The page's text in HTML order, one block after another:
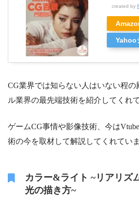
created by
Yahoo
CG業界では知らない人はいない程の
ル業界の最先端技術を紹介してくれ
ゲームCG事情や影像技術、今は
術の今を取材して解説してくれていま
カラー&ライト ~リアリズ
光の描き方~